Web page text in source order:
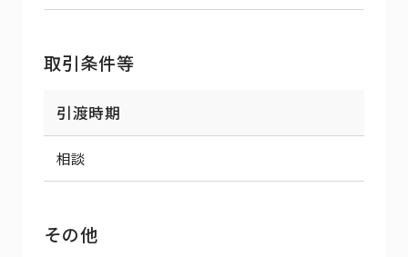
取引条件等
引渡時期
相談
その他